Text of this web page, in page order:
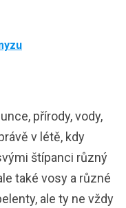
přírody, vody,
v létě, kdy
štípanci různý
také vosy a různé
ale ty ne vždy